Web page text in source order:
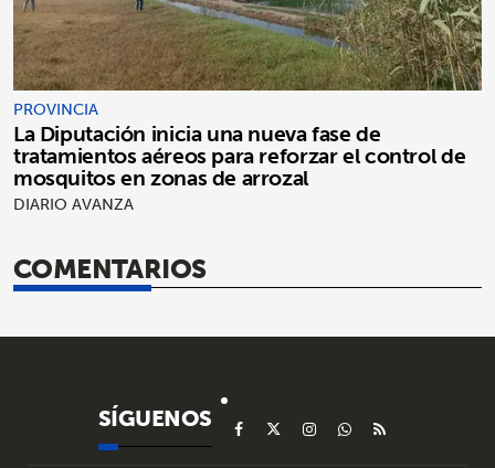
PROVINCIA
La Diputación inicia una nueva fase de
tratamientos aéreos para reforzar el control de
mosquitos en zonas de arrozal
DIARIO AVANZA
COMENTARIOS
SÍGUENOS